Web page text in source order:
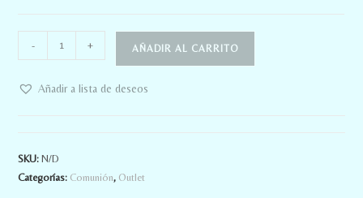
- + AÑADIR AL CARRITO
Añadir a lista de deseos
SKU:N/D
Categorías: Comunión, Outlet